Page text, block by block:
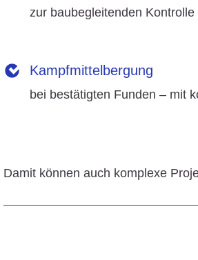
zur baubegleitenden
Kampfmittelbergung
bei bestätigten Funden – mit
Damit können auch komplexe